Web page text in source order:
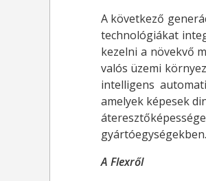
A következő
technológiákat
kezelni a növekvő
valós üzemi
intelligens
amelyek képesek
gyártóegységekben.
A Flexről